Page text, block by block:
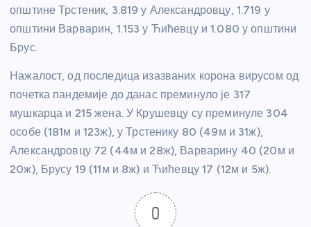
општине Трстеник, 3.819 у Александровцу, 1.719 у
општини Варварин, 1.153 у Ћићевцу и 1.080 у општини
Брус.
Нажалост, од последица изазваних корона вирусом од
почетка пандемије до данас преминуло је 317
мушкарца и 215 жена. У Крушевцу су преминуле 304
особе (181м и 123ж), у Трстенику 80 (49м и 31ж),
Александровцу 72 (44м и 28ж), Варварину 40 (20м и
20ж), Брусу 19 (11м и 8ж) и Ћићевцу 17 (12м и 5ж).
0